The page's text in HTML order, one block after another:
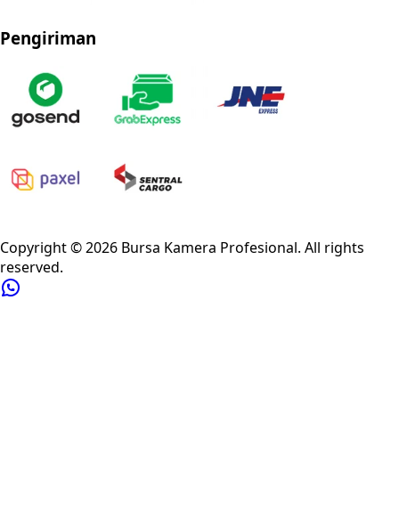
Pengiriman
Copyright ©2026 Bursa Kamera Profesional. All rights
reserved.